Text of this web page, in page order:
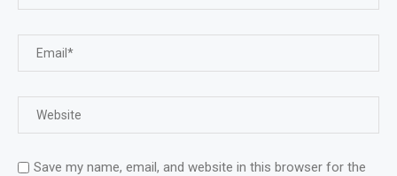
Save my name, email, and website in this browser for the